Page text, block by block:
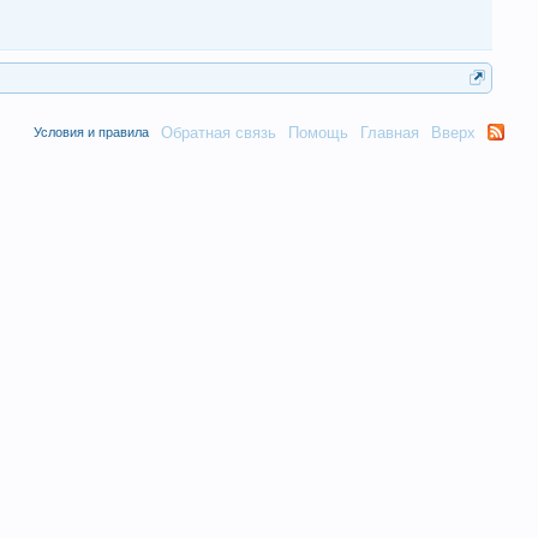
Обратная связь Помощь Главная Вверх
Условия и правила